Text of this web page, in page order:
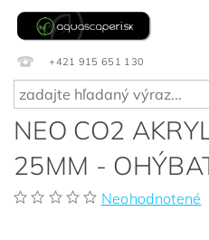
+421 915 651 130
NEO CO2
25MM -
Neohodnotené